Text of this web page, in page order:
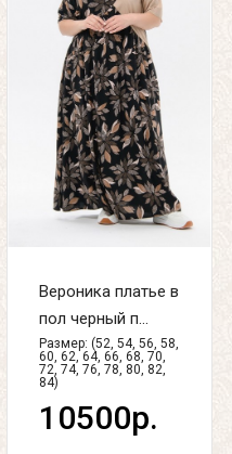
Вероника платье в
пол черный п...
Размер: (52, 54, 56, 58,
60, 62, 64, 66, 68, 70,
72, 74, 76, 78, 80, 82,
84)
10500р.